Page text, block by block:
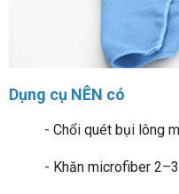
Dụng cụ NÊN có
- Chổi quét bụi lông
- Khăn microfiber